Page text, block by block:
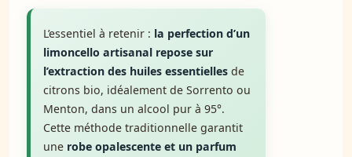
L’essentiel à retenir : la perfection d’un
limoncello artisanal repose sur
l’extraction des huiles essentielles de
citrons bio, idéalement de Sorrento ou
Menton, dans un alcool pur à 95°.
Cette méthode traditionnelle garantit
une robe opalescente et un parfum